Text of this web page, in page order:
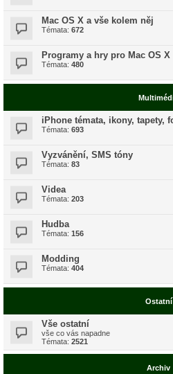
Mac OS X a vše kolem něj
Témata: 672
Programy a hry pro Mac OS X
Témata: 480
iPhone témata, ikony, tapety,
Témata: 693
Vyzvánění, SMS tóny
Témata: 83
Videa
Témata: 203
Hudba
Témata: 156
Modding
Témata: 404
Ostatní
Vše ostatní
vše co vás napadne
Témata: 2521
Archiv